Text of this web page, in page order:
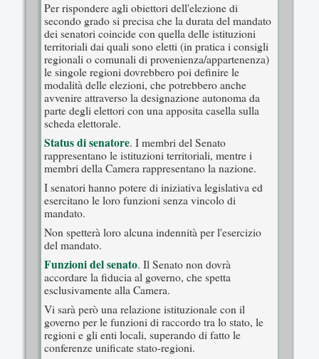
Per rispondere agli obiettori dell'elezione di
secondo grado si precisa che la durata del mandato
dei senatori coincide con quella delle istituzioni
territoriali dai quali sono eletti (in pratica i consigli
regionali o comunali di provenienza/appartenenza)
le singole regioni dovrebbero poi definire le
modalità delle elezioni, che potrebbero anche
avvenire attraverso la designazione autonoma da
parte degli elettori con una apposita casella sulla
scheda elettorale.
Status di senatore. I membri del Senato
rappresentano le istituzioni territoriali, mentre i
membri della Camera rappresentano la nazione.
I senatori hanno potere di iniziativa legislativa ed
esercitano le loro funzioni senza vincolo di
mandato.
Non spetterà loro alcuna indennità per l'esercizio
del mandato.
Funzioni del senato. Il Senato non dovrà
accordare la fiducia al governo, che spetta
esclusivamente alla Camera.
Vi sarà però una relazione istituzionale con il
governo per le funzioni di raccordo tra lo stato, le
regioni e gli enti locali, superando di fatto le
conferenze unificate stato-regioni.